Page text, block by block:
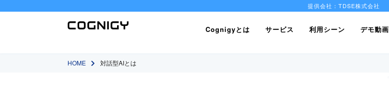
提供会社：TDSE株式会社
Cognigyとは サービス 利用シーン デモ動画
HOME 対話型AIとは